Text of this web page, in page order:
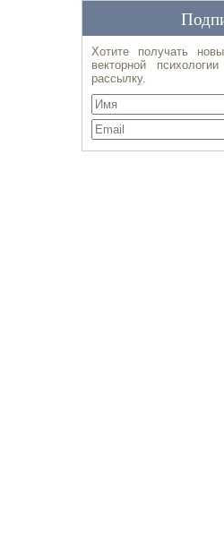
Хотите получать
векторной
рассылку.